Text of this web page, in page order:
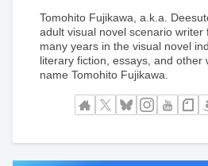
Tomohito Fujikawa, a.k.a.
adult visual novel scenario writer
many years in the visual novel
literary fiction, essays, and other
name Tomohito Fujikawa.